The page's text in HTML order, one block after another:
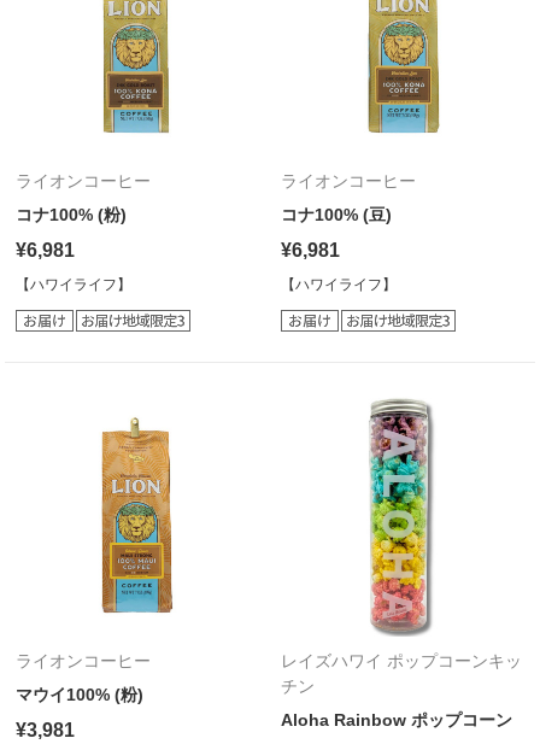
ライオンコーヒー
コナ100% (粉)
¥6,981
【ハワイライフ】
ライオンコーヒー
コナ100% (豆)
¥6,981
【ハワイライフ】
ライオンコーヒー
マウイ100% (粉)
¥3,981
レイズハワイ ポップコーンキッ
チン
Aloha Rainbow ポップコーン